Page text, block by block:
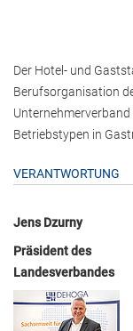
Der Hotel- und
Berufsorganisation
Betriebstypen in
VERANTWORTUNG
Jens Dzurny
Präsident des
Landesverbandes